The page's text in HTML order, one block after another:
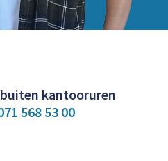
kantooruren
568 53 00